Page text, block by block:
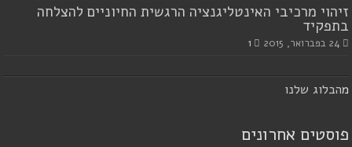
זיהוי מרכיבי האינטליגנציה הרגשית החיוניים להצלחה
בתפקיד
24 בפברואר, 2015 1
מהבלוג שלנו
פוסטים אחרונים